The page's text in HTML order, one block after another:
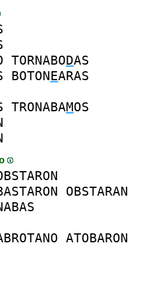
TORNABODAS
BOTONEARAS
TRONABAMOS
OBSTARAN
ATOBARON